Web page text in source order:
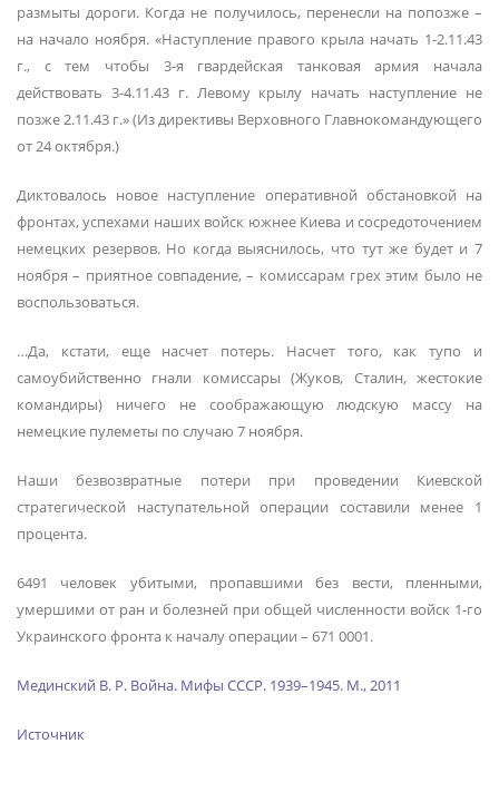
размыты дороги. Когда не получилось, перенесли на попозже –
на начало ноября. «Наступление правого крыла начать 1-2.11.43
г., с тем чтобы 3-я гвардейская танковая армия начала
действовать 3-4.11.43 г. Левому крылу начать наступление не
позже 2.11.43 г.» (Из директивы Верховного Главнокомандующего
от 24 октября.)
Диктовалось новое наступление оперативной обстановкой на
фронтах, успехами наших войск южнее Киева и сосредоточением
немецких резервов. Но когда выяснилось, что тут же будет и 7
ноября – приятное совпадение, – комиссарам грех этим было не
воспользоваться.
…Да, кстати, еще насчет потерь. Насчет того, как тупо и
самоубийственно гнали комиссары (Жуков, Сталин, жестокие
командиры) ничего не соображающую людскую массу на
немецкие пулеметы по случаю 7 ноября.
Наши безвозвратные потери при проведении Киевской
стратегической наступательной операции составили менее 1
процента.
6491 человек убитыми, пропавшими без вести, пленными,
умершими от ран и болезней при общей численности войск 1-го
Украинского фронта к началу операции – 671 0001.
Мединский В. Р. Война. Мифы СССР. 1939–1945. М., 2011
Источник